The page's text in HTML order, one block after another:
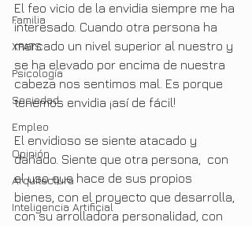
Familia
XPATS
Psicología
Sociedad
Empleo
Opinión
Arquitectura
Inteligencia Artificial
El feo vicio de la envidia siempre me ha
interesado. Cuando otra persona ha
marcado un nivel superior al nuestro y
se ha elevado por encima de nuestra
cabeza nos sentimos mal. Es porque
tenemos envidia ¡así de fácil!
El envidioso se siente atacado y
dañado. Siente que otra persona,  con
el uso que hace de sus propios
bienes, con el proyecto que desarrolla,
con su arrolladora personalidad, con